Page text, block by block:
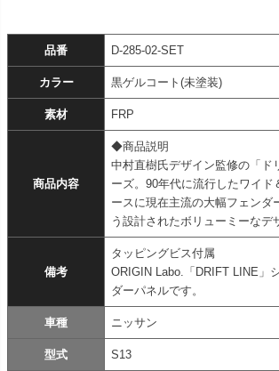
品番 D-285-02-SET
カラー 黒ゲルコート(未塗装)
素材 FRP
商品内容
◆商品説明
中村直樹氏デザイン監修の「ド
ーズ。90年代に流行したワイド
ースに現在主流の大幅フェンダ
う設計されたボリューミーなデ
備考
タッピングビス付属
ORIGIN Labo.「DRIFT LINE」
ダーパネルです。
車種 ニッサン
型式 S13